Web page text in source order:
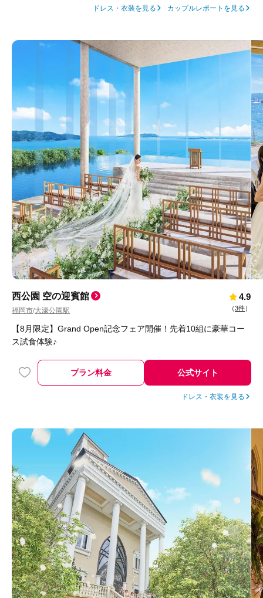
ドレス・衣装を見る カップルレポートを見る
西公園 空の迎賓館
福岡市/大濠公園駅
4.9
（3件）
【8月限定】Grand Open記念フェア開催！先着10組に豪華コー
ス試食体験♪
プラン料金 公式サイト
ドレス・衣装を見る